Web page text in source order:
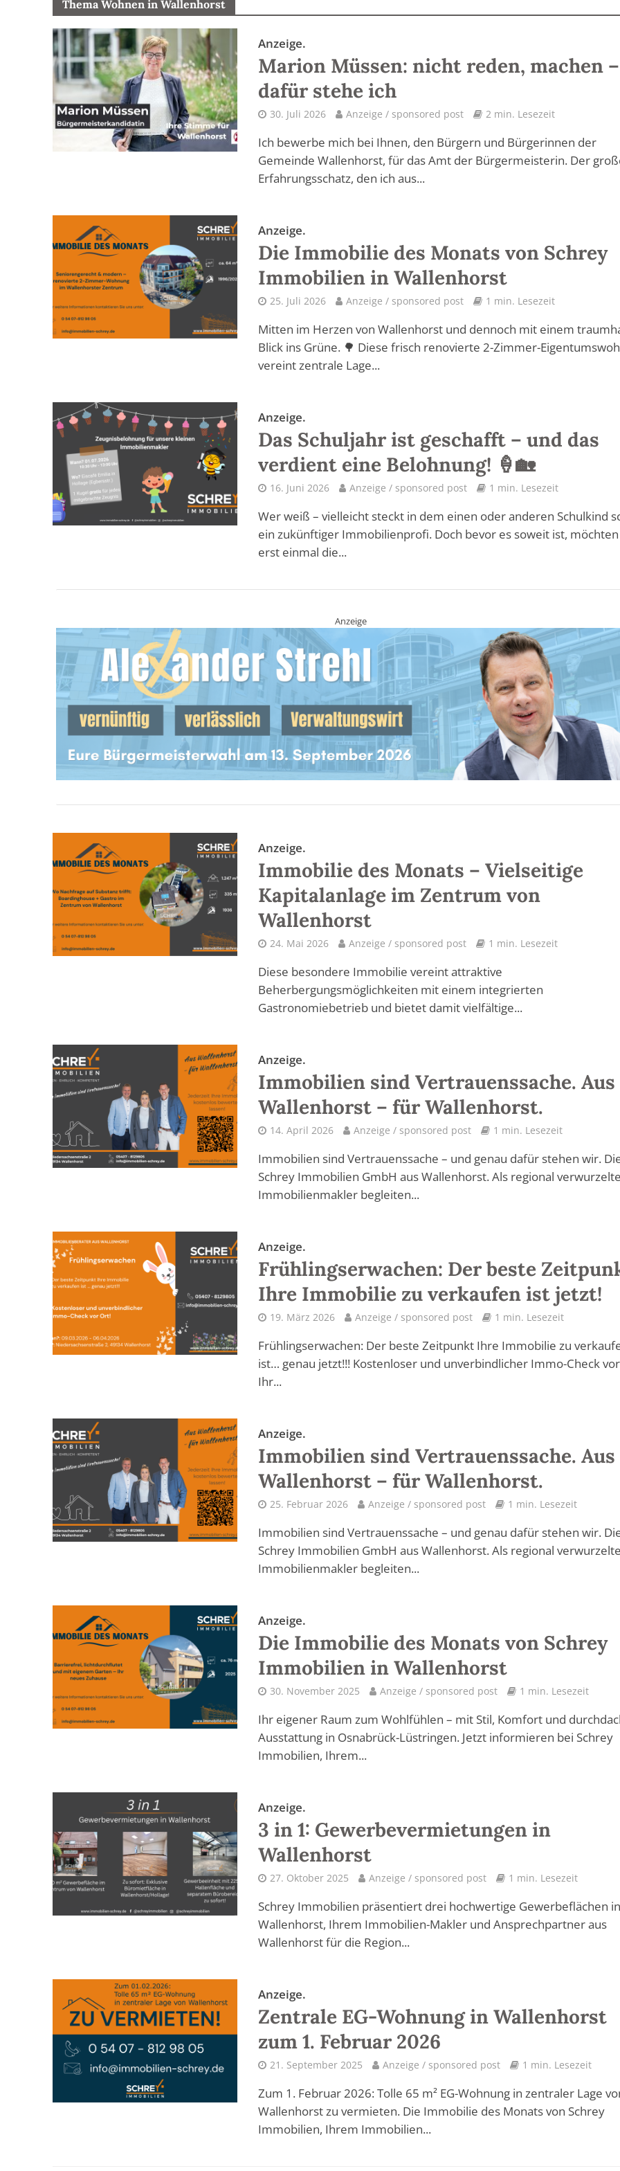
Thema Wohnen in Wallenhorst
Anzeige.
Marion Müssen: nicht reden, machen –
dafür stehe ich
30. Juli 2026 Anzeige / sponsored post 2 min. Lesezeit
Ich bewerbe mich bei Ihnen, den Bürgern und Bürgerinnen der
Gemeinde Wallenhorst, für das Amt der Bürgermeisterin. Der
Erfahrungsschatz, den ich aus...
Anzeige.
Die Immobilie des Monats von Schrey
Immobilien in Wallenhorst
25. Juli 2026 Anzeige / sponsored post 1 min. Lesezeit
Mitten im Herzen von Wallenhorst und dennoch mit einem
Blick ins Grüne. 🌳 Diese frisch renovierte 2-Zimmer-
vereint zentrale Lage...
Anzeige.
Das Schuljahr ist geschafft – und das
verdient eine Belohnung! 🍦🏡
16. Juni 2026 Anzeige / sponsored post 1 min. Lesezeit
Wer weiß – vielleicht steckt in dem einen oder anderen Schulkind
ein zukünftiger Immobilienprofi. Doch bevor es soweit ist,
erst einmal die...
Anzeige
Anzeige.
Immobilie des Monats – Vielseitige
Kapitalanlage im Zentrum von
Wallenhorst
24. Mai 2026 Anzeige / sponsored post 1 min. Lesezeit
Diese besondere Immobilie vereint attraktive
Beherbergungsmöglichkeiten mit einem integrierten
Gastronomiebetrieb und bietet damit vielfältige...
Anzeige.
Immobilien sind Vertrauenssache. Aus
Wallenhorst – für Wallenhorst.
14. April 2026 Anzeige / sponsored post 1 min. Lesezeit
Immobilien sind Vertrauenssache – und genau dafür stehen wir.
Schrey Immobilien GmbH aus Wallenhorst. Als regional
Immobilienmakler begleiten...
Anzeige.
Frühlingserwachen: Der beste
Ihre Immobilie zu verkaufen ist jetzt!
19. März 2026 Anzeige / sponsored post 1 min. Lesezeit
Frühlingserwachen: Der beste Zeitpunkt Ihre Immobilie zu
ist… genau jetzt!!! Kostenloser und unverbindlicher Immo-Check
Ihr...
Anzeige.
Immobilien sind Vertrauenssache. Aus
Wallenhorst – für Wallenhorst.
25. Februar 2026 Anzeige / sponsored post 1 min. Lesezeit
Immobilien sind Vertrauenssache – und genau dafür stehen wir.
Schrey Immobilien GmbH aus Wallenhorst. Als regional
Immobilienmakler begleiten...
Anzeige.
Die Immobilie des Monats von Schrey
Immobilien in Wallenhorst
30. November 2025 Anzeige / sponsored post 1 min. Lesezeit
Ihr eigener Raum zum Wohlfühlen – mit Stil, Komfort und
Ausstattung in Osnabrück-Lüstringen. Jetzt informieren bei Schrey
Immobilien, Ihrem...
Anzeige.
3 in 1: Gewerbevermietungen in
Wallenhorst
27. Oktober 2025 Anzeige / sponsored post 1 min. Lesezeit
Schrey Immobilien präsentiert drei hochwertige Gewerbeflächen
Wallenhorst, Ihrem Immobilien-Makler und Ansprechpartner aus
Wallenhorst für die Region...
Anzeige.
Zentrale EG-Wohnung in Wallenhorst
zum 1. Februar 2026
21. September 2025 Anzeige / sponsored post 1 min. Lesezeit
Zum 1. Februar 2026: Tolle 65 m² EG-Wohnung in zentraler Lage
Wallenhorst zu vermieten. Die Immobilie des Monats von Schrey
Immobilien, Ihrem Immobilien...